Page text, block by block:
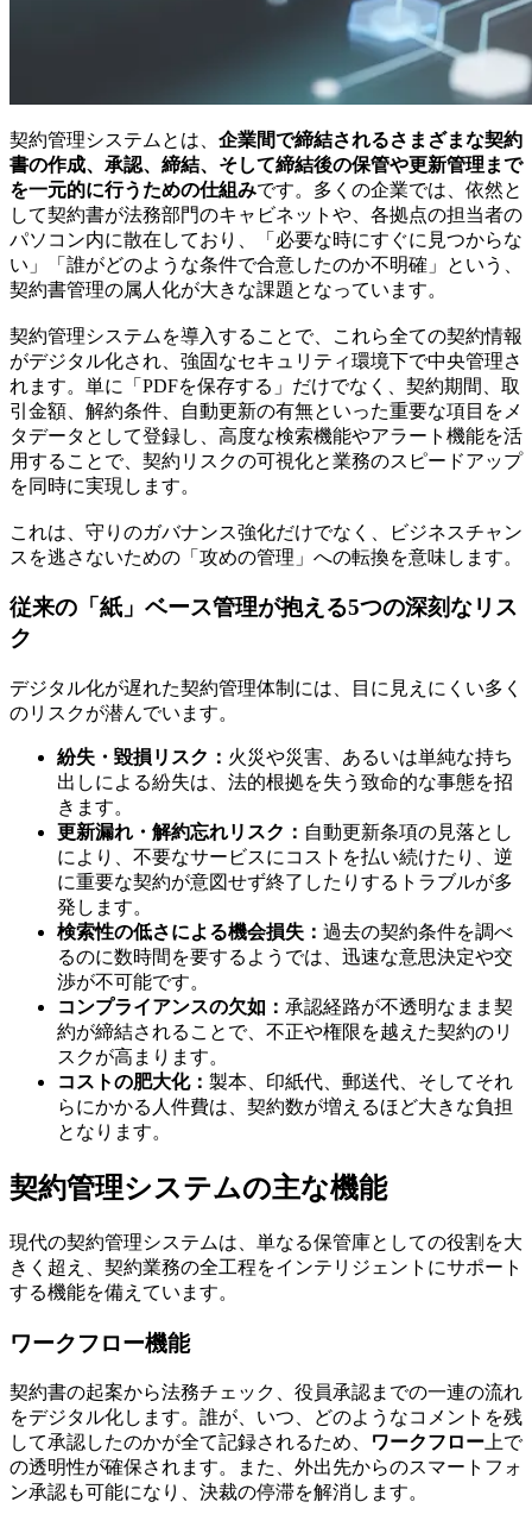
契約管理システムとは、 企業間で締結されるさまざまな契約
書の作成、承認、締結、そして締結後の保管や更新管理まで
を一元的に行うための仕組みです。多くの企業では、依然と
して契約書が法務部門のキャビネットや、各拠点の担当者の
パソコン内に散在しており、「必要な時にすぐに見つからな
い」「誰がどのような条件で合意したのか不明確」という、
契約書管理の属人化が大きな課題となっています。
契約管理システムを導入することで、これら全ての契約情報
がデジタル化され、強固なセキュリティ環境下で中央管理さ
れます。単に「PDFを保存する」だけでなく、契約期間、取
引金額、解約条件、自動更新の有無といった重要な項目をメ
タデータとして登録し、 高度な検索機能やアラート機能を活
用することで、契約リスクの可視化と業務のスピードアップ
を同時に実現します。
これは、守りのガバナンス強化だけでなく、ビジネスチャン
スを逃さないための「攻めの管理」への転換を意味します。
従来の「紙」ベース管理が抱える5つの深刻なリス
ク
デジタル化が遅れた契約管理体制には、目に見えにくい多く
のリスクが潜んでいます。
紛失・毀損リスク： 火災や災害、あるいは単純な持ち
出しによる紛失は、法的根拠を失う致命的な事態を招
きます。
更新漏れ・解約忘れリスク： 自動更新条項の見落とし
により、不要なサービスにコストを払い続けたり、逆
に重要な契約が意図せず終了したりするトラブルが多
発します。
検索性の低さによる機会損失： 過去の契約条件を調べ
るのに数時間を要するようでは、迅速な意思決定や交
渉が不可能です。
コンプライアンスの欠如： 承認経路が不透明なまま契
約が締結されることで、不正や権限を越えた契約のリ
スクが高まります。
コストの肥大化： 製本、印紙代、郵送代、そしてそれ
らにかかる人件費は、契約数が増えるほど大きな負担
となります。
契約管理システムの主な機能
現代の契約管理システムは、単なる保管庫としての役割を大
きく超え、契約業務の全工程をインテリジェントにサポート
する機能を備えています。
ワークフロー機能
契約書の起案から法務チェック、役員承認までの一連の流れ
をデジタル化します。誰が、いつ、どのようなコメントを残
して承認したのかが全て記録されるため、
ワークフロー 上で
の透明性が確保されます。また、外出先からのスマートフォ
ン承認も可能になり、決裁の停滞を解消します。